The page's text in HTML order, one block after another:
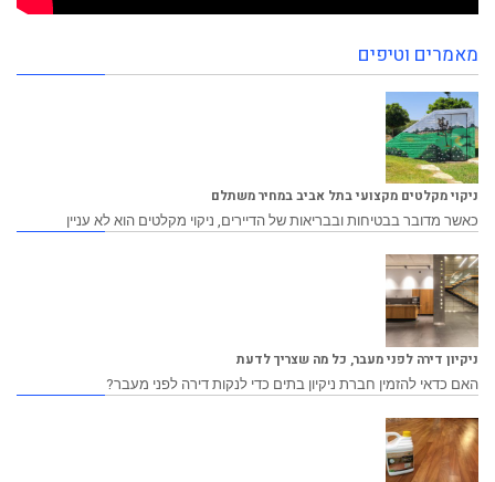
מאמרים וטיפים
ניקוי מקלטים מקצועי בתל אביב במחיר משתלם
כאשר מדובר בבטיחות ובבריאות של הדיירים, ניקוי מקלטים הוא לא עניין
ניקיון דירה לפני מעבר, כל מה שצריך לדעת
האם כדאי להזמין חברת ניקיון בתים כדי לנקות דירה לפני מעבר?